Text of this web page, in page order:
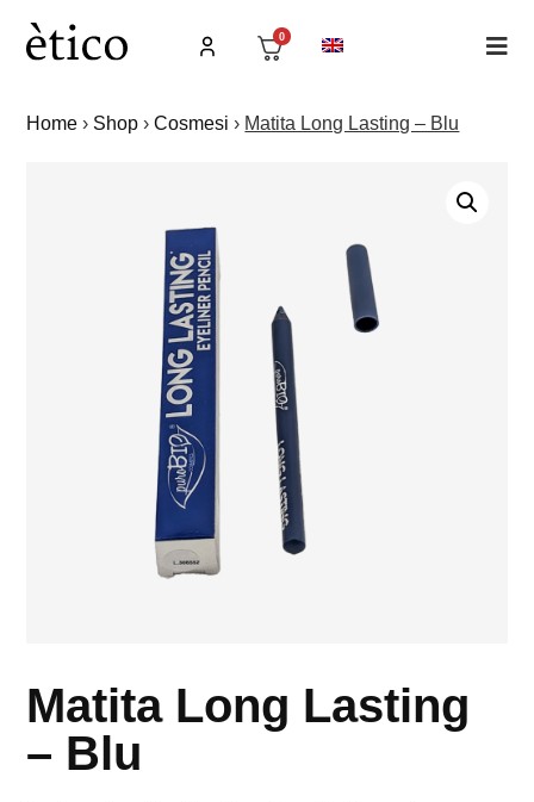
0
Home › Shop ›Cosmesi › Matita Long Lasting – Blu
Matita Long Lasting
– Blu